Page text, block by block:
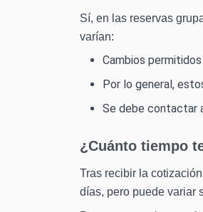
Sí, en las reservas
varían:
Cambios
Por lo general,
Se debe contactar
¿Cuánto tiempo
Tras recibir la
días, pero puede variar